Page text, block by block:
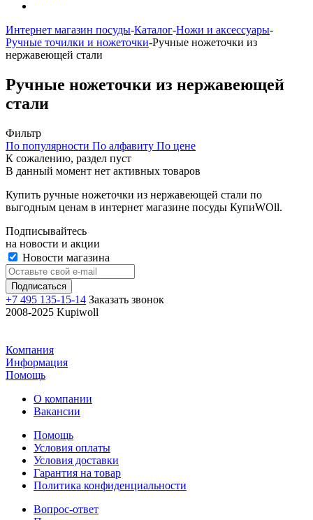
Интернет магазин посуды-Каталог-Ножи и аксессуары-
Ручные точилки и ножеточки-Ручные ножеточки из
нержавеющей стали
Ручные ножеточки из нержавеющей
стали
Фильтр
По популярности По алфавиту По цене
К сожалению, раздел пуст
В данный момент нет активных товаров
Купить ручные ножеточки из нержавеющей стали по
выгодным ценам в интернет магазине посуды КупиWOll.
Подписывайтесь
на новости и акции
Новости магазина
+7 495 135-15-14 Заказать звонок
2008-2025 Kupiwoll
Компания
Информация
Помощь
О компании
Вакансии
Помощь
Условия оплаты
Условия доставки
Гарантия на товар
Политика конфиденциальности
Вопрос-ответ